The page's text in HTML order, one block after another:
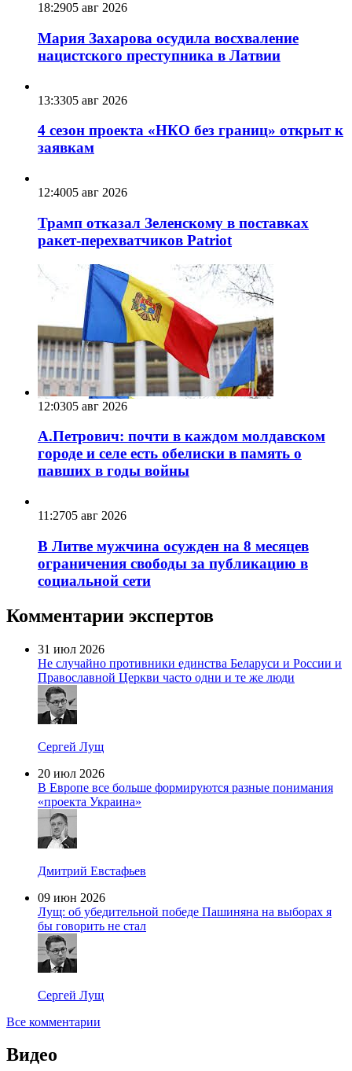
18:2905 авг 2026
Мария Захарова осудила восхваление
нацистского преступника в Латвии
13:3305 авг 2026
4 сезон проекта «НКО без границ» открыт к
заявкам
12:4005 авг 2026
Трамп отказал Зеленскому в поставках
ракет-перехватчиков Patriot
12:0305 авг 2026
А.Петрович: почти в каждом молдавском
городе и селе есть обелиски в память о
павших в годы войны
11:2705 авг 2026
В Литве мужчина осужден на 8 месяцев
ограничения свободы за публикацию в
социальной сети
Комментарии экспертов
31 июл 2026
Не случайно противники единства Беларуси и России и
Православной Церкви часто одни и те же люди
Сергей Лущ
20 июл 2026
В Европе все больше формируются разные понимания
«проекта Украина»
Дмитрий Евстафьев
09 июн 2026
Лущ: об убедительной победе Пашиняна на выборах я
бы говорить не стал
Сергей Лущ
Все комментарии
Видео